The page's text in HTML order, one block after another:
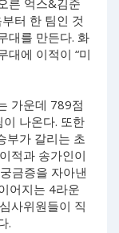
터 한 팀인 것
대를 만든다. 화
대에 이적이 “미
가운데 789점
나온다. 또한
부가 갈리는 초
적과 송가인이
금증을 자아낸
어지는 4라운
사위원들이 직
.